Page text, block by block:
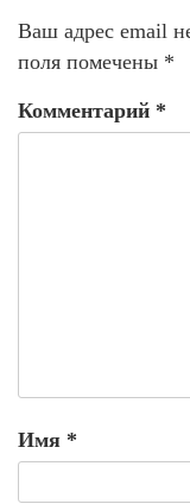
Ваш адрес email
поля помечены *
Комментарий *
Имя *